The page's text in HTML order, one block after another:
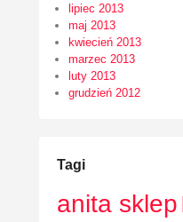
lipiec 2013
maj 2013
kwiecień 2013
marzec 2013
luty 2013
grudzień 2012
Tagi
anita sklep